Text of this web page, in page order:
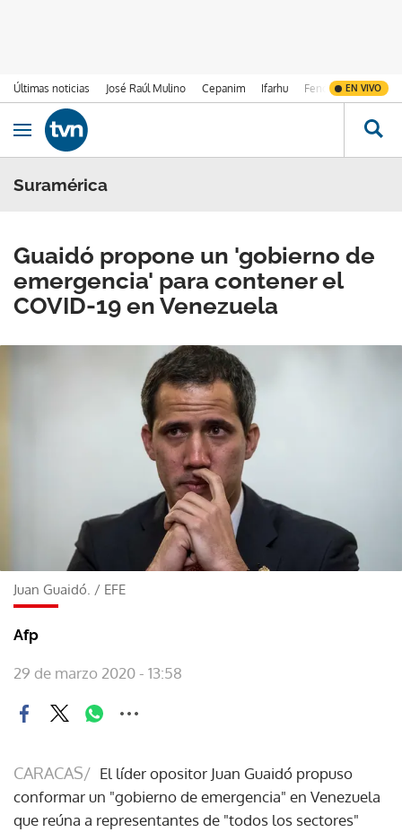
Últimas noticias José Raúl Mulino Cepanim Ifarhu Fenómeno de El
EN VIVO
Ir al contenido
Obrir navegació
Suramérica
Guaidó propone un 'gobierno de
emergencia' para contener el
COVID-19 en Venezuela
Juan Guaidó. / EFE
Afp
29 de marzo 2020 - 13:58
CARACAS/ El líder opositor Juan Guaidó propuso
conformar un "gobierno de emergencia" en Venezuela
que reúna a representantes de "todos los sectores"